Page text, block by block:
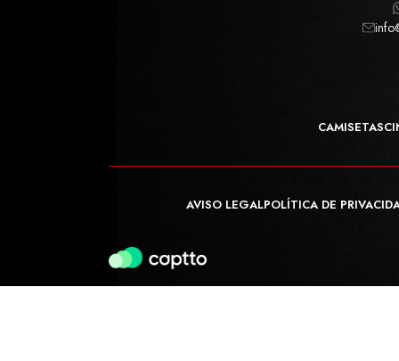
CAMISETAS
AVISO LEGALPOLÍTICA DE